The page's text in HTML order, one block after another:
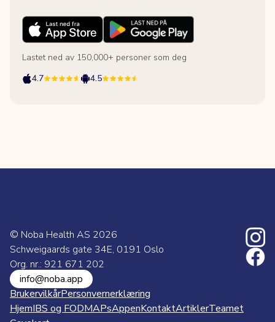
Lastet ned av 150,000+ personer som deg
4.7
4.5
© Noba Health AS 2026
Schweigaards gate 34E, 0191 Oslo
Org. nr.: 921 671 202
info@noba.app
BrukervilkårPersonvernerklæring
HjemIBS og FODMAPsAppenKontaktArtiklerTeamet